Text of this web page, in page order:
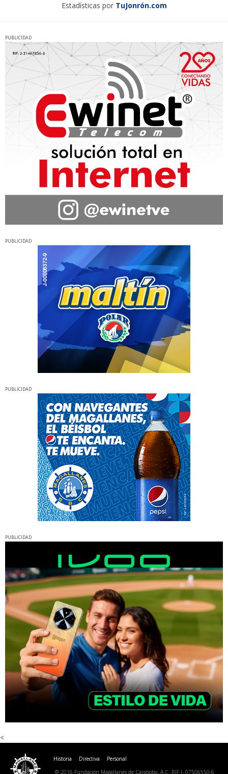
Estadísticas por TuJonrón.com
PUBLICIDAD
PUBLICIDAD
PUBLICIDAD
PUBLICIDAD
<
Historia Directiva
Personal
© 2016 Fundación Magallanes de Carabobo, A.C. RIF J- 07506550-6